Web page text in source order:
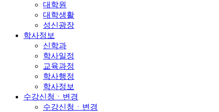
대학원
대학생활
성신광장
학사정보
신학과
학사일정
교육과정
학사행정
학사정보
수강신청ㆍ변경
수강신청ㆍ변경